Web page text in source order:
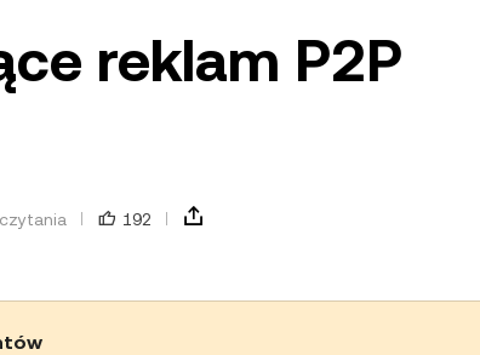
reklam P2P
192